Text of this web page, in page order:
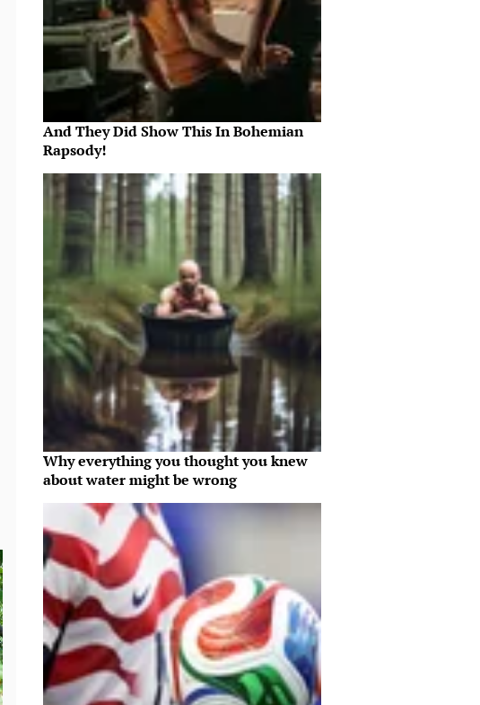
And They Did Show This In Bohemian
Rapsody!
Why everything you thought you knew
about water might be wrong